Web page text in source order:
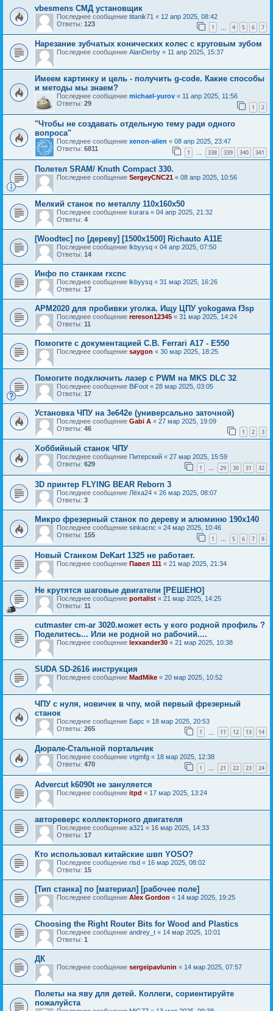
vbesmens СМД установщик
Последнее сообщение titanik71 « 12 апр 2025, 08:42
Ответы: 123 1 4 5 6 7
Нарезание зубчатых конических колес с круговым зубом
Последнее сообщение AlanDerby « 11 апр 2025, 15:37
Имеем картинку и цель - получить g-code. Какие способы
и методы мы знаем?
Последнее сообщение michael-yurov « 11 апр 2025, 11:56
Ответы: 29 1 2
"Чтобы не создавать отдельную тему ради одного
вопроса"
Последнее сообщение xenon-alien « 08 апр 2025, 23:47
Ответы: 6811 1 … 338 339 340 341
Полетел SRAM/ Knuth Compact 330.
Последнее сообщение SergeyCNC21 « 08 апр 2025, 10:56
Мелкий станок по металлу 110х160х50
Последнее сообщение kurara « 04 апр 2025, 21:32
Ответы: 4
[Woodtec] по [дереву] [1500х1500] Richauto A11E
Последнее сообщение lkbyysq « 04 апр 2025, 07:50
Ответы: 14
Инфо по станкам rxcnc
Последнее сообщение lkbyysq « 31 мар 2025, 16:26
Ответы: 17
APM2020 для пробивки уголка. Ищу ЦПУ yokogawa f3sp
Последнее сообщение rereson12345 « 31 мар 2025, 14:24
Ответы: 11
Помогите с документацией C.B. Ferrari A17 - E550
Последнее сообщение saygon « 30 мар 2025, 18:25
Помогите подключить лазер с PWM на MKS DLC 32
Последнее сообщение BiFoot « 28 мар 2025, 03:05
Ответы: 17
Установка ЧПУ на 3е642е (универсально заточной)
Последнее сообщение Gabi A « 27 мар 2025, 19:09
Ответы: 46 1 2 3
Хоббийный станок ЧПУ
Последнее сообщение Питерский « 27 мар 2025, 15:59
Ответы: 629 1 … 29 30 31 32
3D принтер FLYING BEAR Reborn 3
Последнее сообщение Лёха24 « 26 мар 2025, 08:07
Ответы: 3
Микро фрезерный станок по дереву и алюминю 190x140
Последнее сообщение sinkacnc « 24 мар 2025, 10:46
Ответы: 155 1 5 6 7 8
Новый Станком DeKart 1325 не работает.
Последнее сообщение Павел 111 « 21 мар 2025, 21:34
Не крутятся шаговые двигатели [РЕШЕНО]
Последнее сообщение portalist « 21 мар 2025, 14:25
Ответы: 11
cutmaster cm-ar 3020.может есть у кого родной профиль ?
Поделитесь... Или не родной но рабочий....
Последнее сообщение lexxander30 « 21 мар 2025, 10:38
SUDA SD-2616 инструкция
Последнее сообщение MadMike « 20 мар 2025, 10:52
ЧПУ с нуля, новичек в чпу, мой первый фрезерный
станок
Последнее сообщение Барс « 18 мар 2025, 20:53
Ответы: 265 1 11 12 13 14
Дюрале-Стальной портальчик
Последнее сообщение vtgmfg « 18 мар 2025, 12:38
Ответы: 470 1 … 21 22 23 24
Advercut k6090t не зануляется
Последнее сообщение itpd « 17 мар 2025, 13:24
автореверс коллекторного двигателя
Последнее сообщение a321 « 16 мар 2025, 14:33
Ответы: 17
Кто использовал китайские швп YOSO?
Последнее сообщение risd « 16 мар 2025, 08:02
Ответы: 15
[Тип станка] по [материал] [рабочее поле]
Последнее сообщение Alex Gordon « 14 мар 2025, 19:25
Choosing the Right Router Bits for Wood and Plastics
Последнее сообщение andrey_t « 14 мар 2025, 10:01
Ответы: 1
ДК
Последнее сообщение sergeipavlunin « 14 мар 2025, 07:57
Полеты на яву для детей. Коллеги, сориентируйте
пожалуйста